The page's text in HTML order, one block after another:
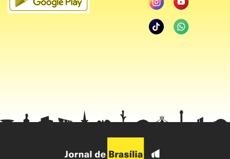
amigo e colaborador histórico da cantora, então uma
ausência dessas não passa batida nem se entrar escondida